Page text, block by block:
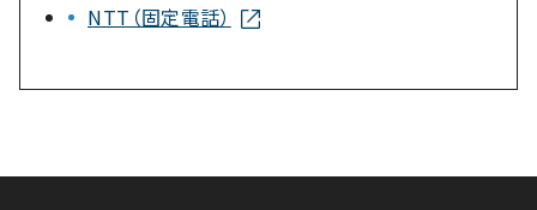
NTT（固定電話）